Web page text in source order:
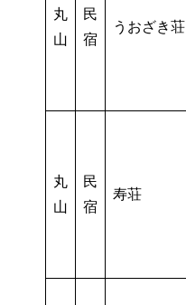
丸
山
民
宿
うおざき荘
丸
山
民
宿
寿荘